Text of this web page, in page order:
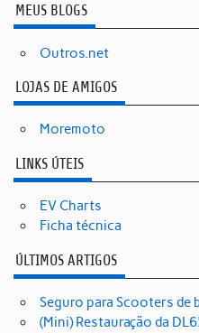
MEUS BLOGS
Outros.net
LOJAS DE AMIGOS
Moremoto
LINKS ÚTEIS
EV Charts
Ficha técnica
ÚLTIMOS ARTIGOS
Seguro para Scooters de
(Mini) Restauração da